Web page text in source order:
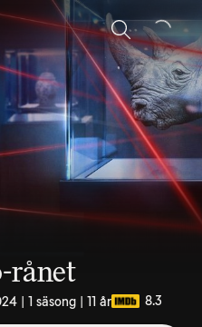
Sök
rånet
| 1 säsong | 11 år 8.3